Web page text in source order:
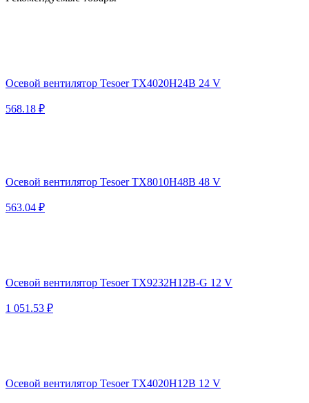
Осевой вентилятор Tesoer TX4020H24B 24 V
568.18 ₽
Осевой вентилятор Tesoer TX8010H48B 48 V
563.04 ₽
Осевой вентилятор Tesoer TX9232H12B-G 12 V
1 051.53 ₽
Осевой вентилятор Tesoer TX4020H12B 12 V